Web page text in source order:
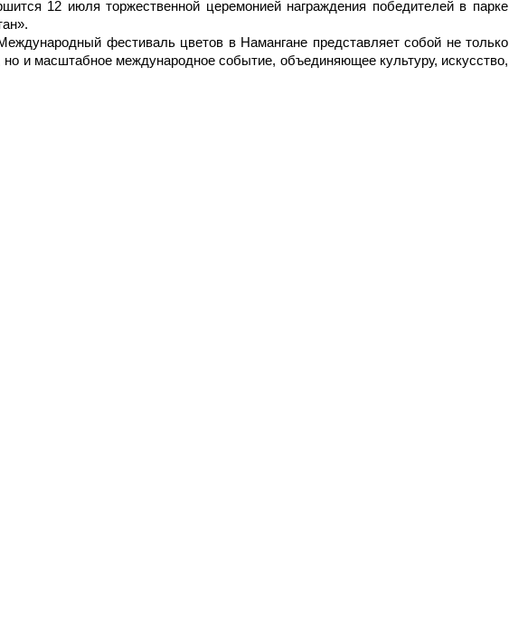
12 июля торжественной церемонией награждения победителей в парке
фестиваль цветов в Намангане представляет собой не только
но и масштабное международное событие, объединяющее культуру, искусство,